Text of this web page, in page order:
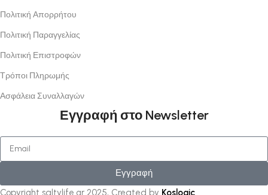
Πολιτική Απορρήτου
Πολιτική Παραγγελίας
Πολιτική Επιστροφών
Τρόποι Πληρωμής
Ασφάλεια Συναλλαγών
Εγγραφή στο Newsletter
Εγγραφή
Copyright saltylife.gr 2025, Created by Koslogic